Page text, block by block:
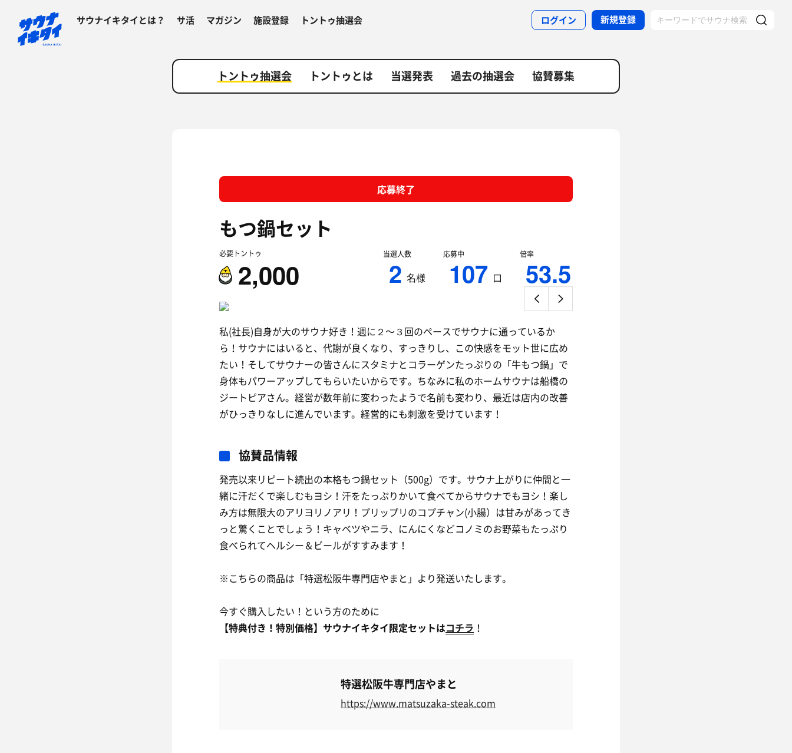
サウナイキタイとは？ サ活 マガジン 施設登録 トントゥ抽選会 ログイン 新規登録
トントゥ抽選会 トントゥとは 当選発表 過去の抽選会 協賛募集
応募終了
もつ鍋セット
必要トントゥ
2,000
当選人数
2 名様
応募中
107 口
倍率
53.5
私(社長)自身が大のサウナ好き！週に２〜３回のペースでサウナに通っているか
ら！サウナにはいると、代謝が良くなり、すっきりし、この快感をモット世に広め
たい！そしてサウナーの皆さんにスタミナとコラーゲンたっぷりの「牛もつ鍋」で
身体もパワーアップしてもらいたいからです。ちなみに私のホームサウナは船橋の
ジートピアさん。経営が数年前に変わったようで名前も変わり、最近は店内の改善
がひっきりなしに進んでいます。経営的にも刺激を受けています！
協賛品情報
発売以来リピート続出の本格もつ鍋セット（500g）です。サウナ上がりに仲間と一
緒に汗だくで楽しむもヨシ！汗をたっぷりかいて食べてからサウナでもヨシ！楽し
み方は無限大のアリヨリノアリ！プリップリのコプチャン(小腸）は甘みがあってき
っと驚くことでしょう！キャベツやニラ、にんにくなどコノミのお野菜もたっぷり
食べられてヘルシー＆ビールがすすみます！
※こちらの商品は「特選松阪牛専門店やまと 」より発送いたします。
今すぐ購入したい！という方のために
【特典付き！特別価格】サウナイキタイ限定セットはコチラ ！
特選松阪牛専門店やまと
https://www.matsuzaka-steak.com